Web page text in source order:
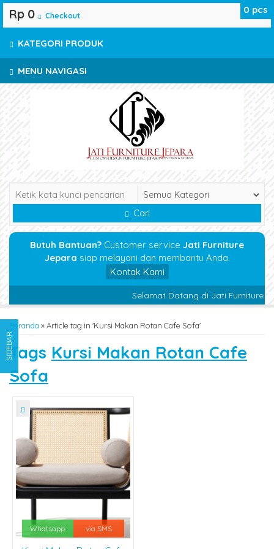
MENU NAVIGASI
Cari
Butuh Bantuan? Customer service Jati Furniture
Jepara siap melayani dan membantu Anda.
Kontak Kami
Selamat Datang di Jati Furniture
Beranda »Article tag in 'Kursi Makan Rotan Cafe Sofa'
Tags Kursi Makan Rotan Cafe
Sofa
Whatsapp via SMS
0 pcs
Rp 0 Checkout
KATEGORI PRODUK
SIDEBAR